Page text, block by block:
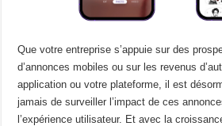
Que votre entreprise s’appuie sur des
d’annonces mobiles ou sur les revenus
application ou votre plateforme, il est
jamais de surveiller l’impact de ces
l’expérience utilisateur. Et avec la